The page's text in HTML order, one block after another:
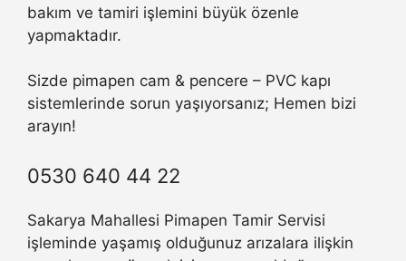
bakım ve tamiri işlemini büyük özenle
yapmaktadır.
Sizde pimapen cam & pencere – PVC kapı
sistemlerinde sorun yaşıyorsanız; Hemen bizi
arayın!
0530 640 44 22
Sakarya Mahallesi Pimapen Tamir Servisi
işleminde yaşamış olduğunuz arızalara ilişkin